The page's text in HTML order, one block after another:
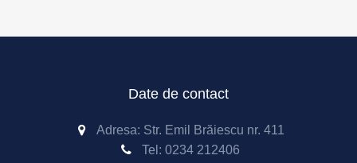
Date de contact
Adresa: Str. Emil Brăiescu nr. 411
Tel: 0234 212406